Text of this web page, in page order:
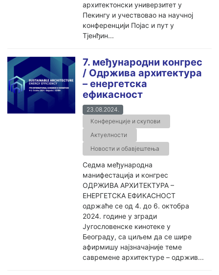
архитектонски универзитет у
Пекингу и учествовао на научној
конференцији Појас и пут у
Тјенђин...
7. међународни конгрес
/ Одржива архитектура
– енергетска
ефикасност
23.08.2024.
Конференције и скупови
Актуелности
Новости и обавјештења
Седма међународна
манифестација и конгрес
ОДРЖИВА АРХИТЕКТУРА –
ЕНЕРГЕТСКА ЕФИКАСНОСТ
одржаће се од 4. до 6. октобра
2024. године у згради
Југословенске кинотеке у
Београду, са циљем да се шире
афирмишу најзначајније теме
савремене архитектуре – одржив...